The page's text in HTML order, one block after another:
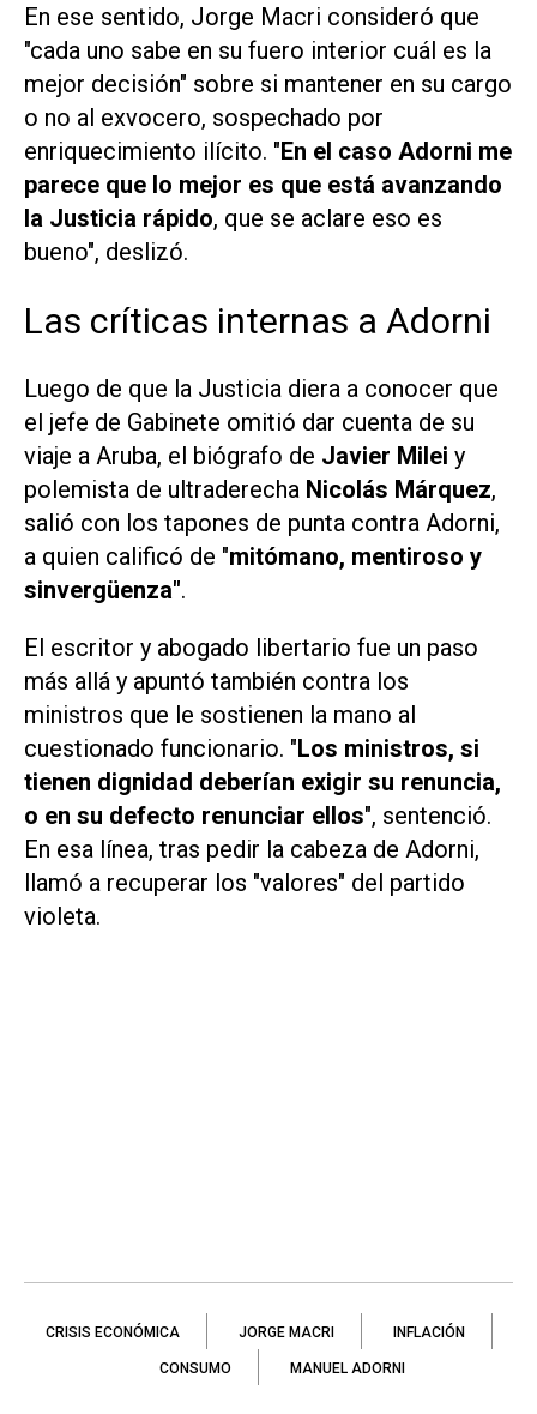
En ese sentido, Jorge Macri consideró que
"cada uno sabe en su fuero interior cuál es la
mejor decisión" sobre si mantener en su cargo
o no al exvocero, sospechado por
enriquecimiento ilícito. "En el caso Adorni me
parece que lo mejor es que está avanzando
la Justicia rápido, que se aclare eso es
bueno", deslizó.
Las críticas internas a Adorni
Luego de que la Justicia diera a conocer que
el jefe de Gabinete omitió dar cuenta de su
viaje a Aruba, el biógrafo de Javier Milei y
polemista de ultraderecha Nicolás Márquez,
salió con los tapones de punta contra Adorni,
a quien calificó de "mitómano, mentiroso y
sinvergüenza".
El escritor y abogado libertario fue un paso
más allá y apuntó también contra los
ministros que le sostienen la mano al
cuestionado funcionario. "Los ministros, si
tienen dignidad deberían exigir su renuncia,
o en su defecto renunciar ellos", sentenció.
En esa línea, tras pedir la cabeza de Adorni,
llamó a recuperar los "valores" del partido
violeta.
CRISIS ECONÓMICA JORGE MACRI INFLACIÓN
CONSUMO MANUEL ADORNI